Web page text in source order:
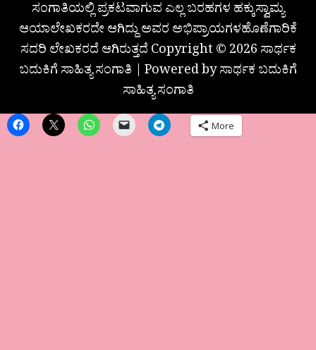
ಸಂಗಾತಿಯಲ್ಲಿ ಪ್ರಕಟವಾಗುವ ಎಲ್ಲ ಬರಹಗಳ ಹಕ್ಕುಸ್ವಾಮ್ಯ
ಆಯಾಲೇಖಕರದೇ ಆಗಿದ್ದು ಅವರ ಅಭಿಪ್ರಾಯಗಳಹೊಣೆಗಾರಿಕೆ
ಸದರಿ ಲೇಖಕರದೆ ಆಗಿರುತ್ತದೆ Copyright © 2026 ಸಾರ್ಥಕ
ಬದುಕಿಗೆ ಸಾಹಿತ್ಯ ಸಂಗಾತಿ | Powered by ಸಾರ್ಥಕ ಬದುಕಿಗೆ
ಸಾಹಿತ್ಯ ಸಂಗಾತಿ
More